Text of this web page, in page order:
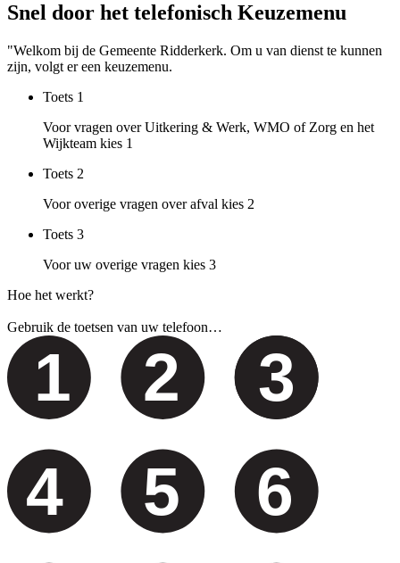
Snel door het telefonisch Keuzemenu
"Welkom bij de Gemeente Ridderkerk. Om u van dienst te kunnen
zijn, volgt er een keuzemenu.
Toets 1
Voor vragen over Uitkering & Werk, WMO of Zorg en het
Wijkteam kies 1
Toets 2
Voor overige vragen over afval kies 2
Toets 3
Voor uw overige vragen kies 3
Hoe het werkt?
Gebruik de toetsen van uw telefoon…
1 2 3
4 5
6